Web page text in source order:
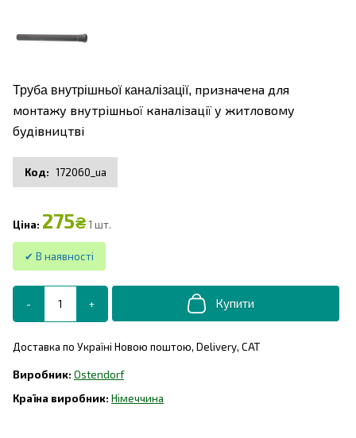
Труба внутрішньої каналізації, призначена для
монтажу внутрішньої каналізації у житловому
будівництві
172060_ua
275₴1 шт.
Доставка по Україні Новою поштою, Delivery, САТ
Ostendorf
Німеччина